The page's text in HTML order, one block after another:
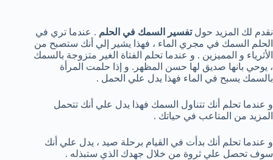
نقدم لك المزيد حولتفسير السمك في الحلم . عندما تري في
الحلم السمك في مجري الماء ، فهذا يشير إلي أنك ستصبح من
الأثرياء و المميزين . و عندما تحلم الفتاة الغير متزوجة بالسمك
، يوحي بانها صديق لها حسن المظهر. و إذا حلمت المرأة
بالسمك يسبح في الماء فهذا يدل علي الحمل .
و عندما تحلم أنك تتناول السمك فهذا يدل علي أنك تتحمل
المزيد من المتاعب في حياتك .
و عندما تحلم أنك بدأت في القيام برحلة صيد ، يدل علي أنك
سوف تحصل علي ثروة من خلال جهدك الذي ستبذله .